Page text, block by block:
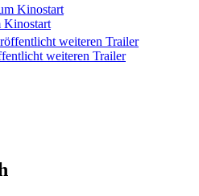
Kinostart
weiteren Trailer